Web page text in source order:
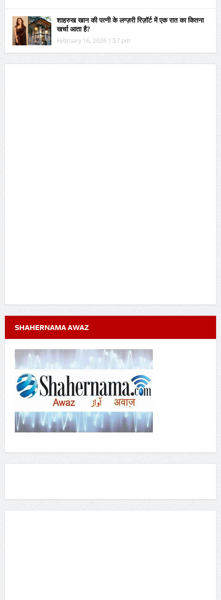
शाहरुख खान की पत्नी के लग्ज़री रिज़ॉर्ट में एक रात का कितना
खर्चा आता है?
February 16, 2026 1:57 pm
SHAHERNAMA AWAZ